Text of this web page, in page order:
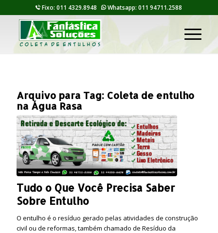
Fixo: 011 4329.8948 Whatsapp: 011 94711.2588
Arquivo para Tag: Coleta de entulho
na Água Rasa
Tudo o Que Você Precisa Saber
Sobre Entulho
O entulho é o resíduo gerado pelas atividades de construção
civil ou de reformas, também chamado de Resíduo da